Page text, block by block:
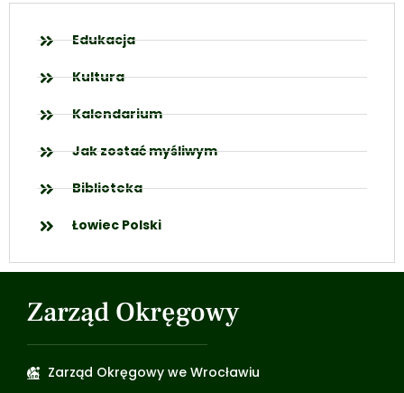
Edukacja
Kultura
Kalendarium
Jak zostać myśliwym
Biblioteka
Łowiec Polski
Zarząd Okręgowy
Zarząd Okręgowy we Wrocławiu